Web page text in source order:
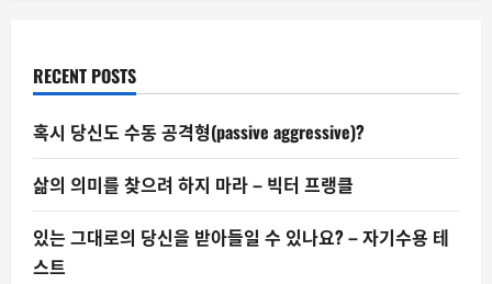
수
있
을
RECENT POSTS
혹시 당신도 수동 공격형(passive aggressive)?
삶의 의미를 찾으려 하지 마라 – 빅터 프랭클
있는 그대로의 당신을 받아들일 수 있나요? – 자기수용 테
스트